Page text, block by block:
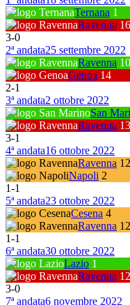
Ternana 1
Ravenna 16
3-0
2ª andata25 settembre 2022
Ravenna 10
Genoa 14
2-1
3ª andata2 ottobre 2022
San
Ravenna 13
3-1
4ª andata16 ottobre 2022
Ravenna 12
Napoli 2
1-1
5ª andata23 ottobre 2022
Cesena 4
Ravenna 12
1-1
6ª andata30 ottobre 2022
Lazio 1
Ravenna 12
3-0
7ª andata6 novembre 2022